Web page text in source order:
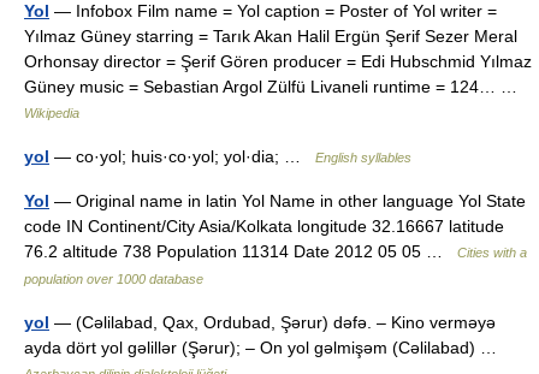
Yol — Infobox Film name = Yol caption = Poster of Yol writer =
Yılmaz Güney starring = Tarık Akan Halil Ergün Şerif Sezer Meral
Orhonsay director = Şerif Gören producer = Edi Hubschmid Yılmaz
Güney music = Sebastian Argol Zülfü Livaneli runtime = 124… …
Wikipedia
yol — co·yol; huis·co·yol; yol·dia; … English syllables
Yol — Original name in latin Yol Name in other language Yol State
code IN Continent/City Asia/Kolkata longitude 32.16667 latitude
76.2 altitude 738 Population 11314 Date 2012 05 05 …
Cities with a
population over 1000 database
yol — (Cəlilabad, Qax, Ordubad, Şərur) dəfə. – Kino verməyə
ayda dört yol gəlillər (Şərur); – On yol gəlmişəm (Cəlilabad) …